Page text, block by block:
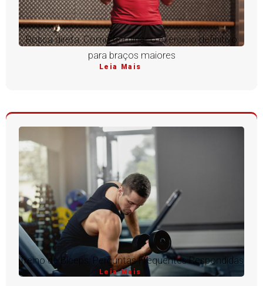
Rosca direta: Como dominar o exercício definitivo
para braços maiores
Leia Mais
Treino de Bíceps: Perguntas Frequentes Respondidas
Leia Mais